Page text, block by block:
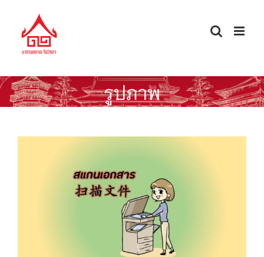
content
รูปภาพ
คำกริยาน่ารู้ สแกนเอกสาร